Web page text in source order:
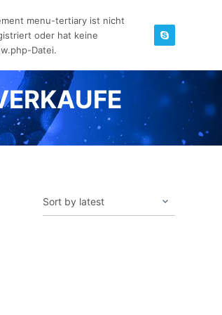
menu-tertiary ist nicht
oder hat keine
Datei.